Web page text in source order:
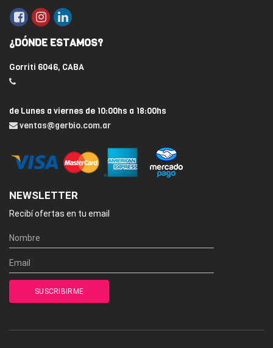
¿DÓNDE ESTAMOS?
Gorriti 6046, CABA
de Lunes a viernes de 10:00hs a 18:00hs
ventas@gerbio.com.ar
NEWSLETTER
Recibí ofertas en tu email